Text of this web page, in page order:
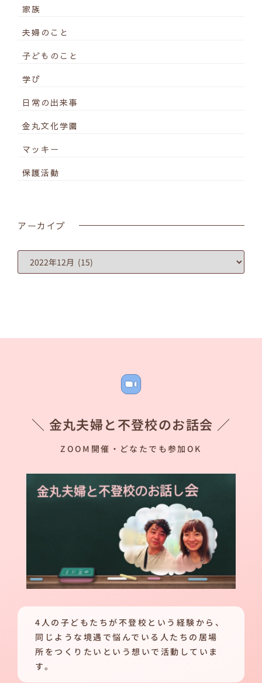
家族
夫婦のこと
子どものこと
学び
日常の出来事
金丸文化学園
マッキー
保護活動
アーカイブ
＼ 金丸夫婦と不登校のお話会 ／
ZOOM開催・どなたでも参加OK
4人の子どもたちが不登校という経験から、
同じような境遇で悩んでいる人たちの居場
所をつくりたいという想いで活動していま
す。